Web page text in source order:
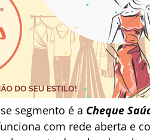
segmento é a Cheque
com rede aberta e